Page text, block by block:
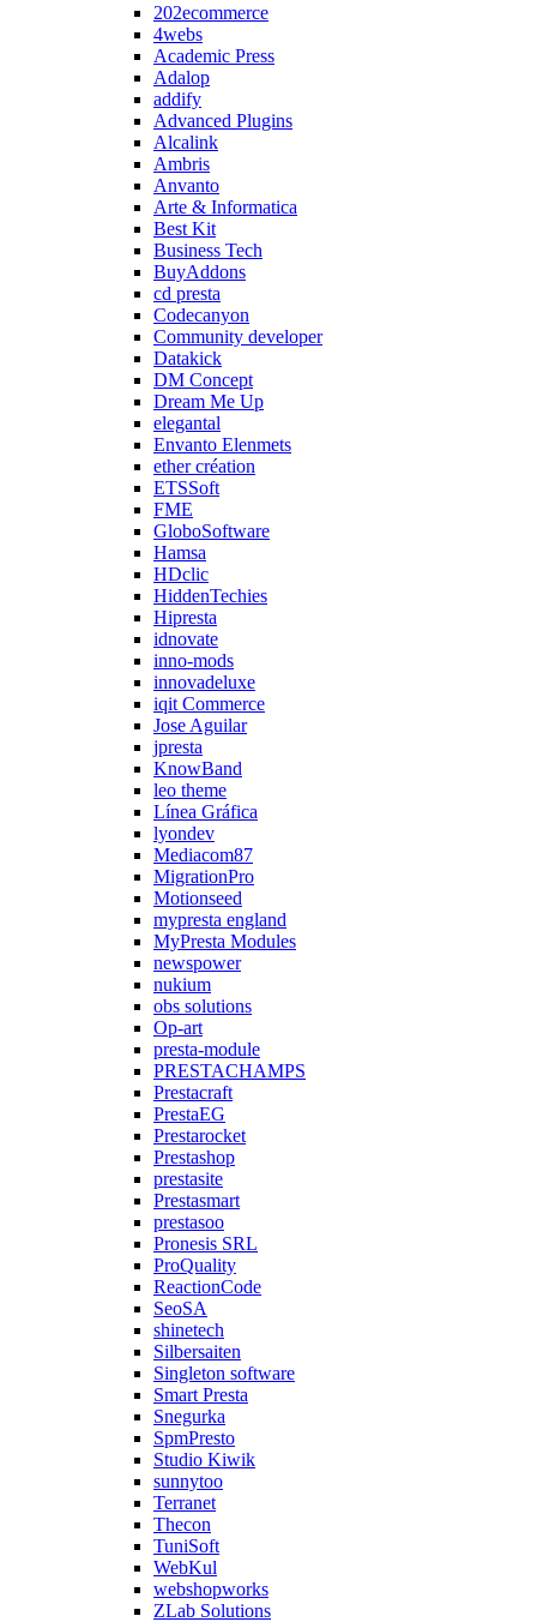
202ecommerce
4webs
Academic Press
Adalop
addify
Advanced Plugins
Alcalink
Ambris
Anvanto
Arte & Informatica
Best Kit
Business Tech
BuyAddons
cd presta
Codecanyon
Community developer
Datakick
DM Concept
Dream Me Up
elegantal
Envanto Elenmets
ether création
ETSSoft
FME
GloboSoftware
Hamsa
HDclic
HiddenTechies
Hipresta
idnovate
inno-mods
innovadeluxe
iqit Commerce
Jose Aguilar
jpresta
KnowBand
leo theme
Línea Gráfica
lyondev
Mediacom87
MigrationPro
Motionseed
mypresta england
MyPresta Modules
newspower
nukium
obs solutions
Op-art
presta-module
PRESTACHAMPS
Prestacraft
PrestaEG
Prestarocket
Prestashop
prestasite
Prestasmart
prestasoo
Pronesis SRL
ProQuality
ReactionCode
SeoSA
shinetech
Silbersaiten
Singleton software
Smart Presta
Snegurka
SpmPresto
Studio Kiwik
sunnytoo
Terranet
Thecon
TuniSoft
WebKul
webshopworks
ZLab Solutions